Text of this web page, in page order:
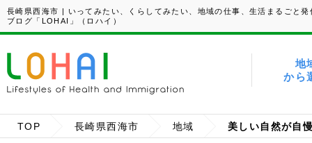
長崎県西海市 | いってみたい、くらしてみたい、地域の仕事、生活まるごと発
ブログ「LOHAI」（ロハイ）
地
から
TOP 長崎県西海市 地域